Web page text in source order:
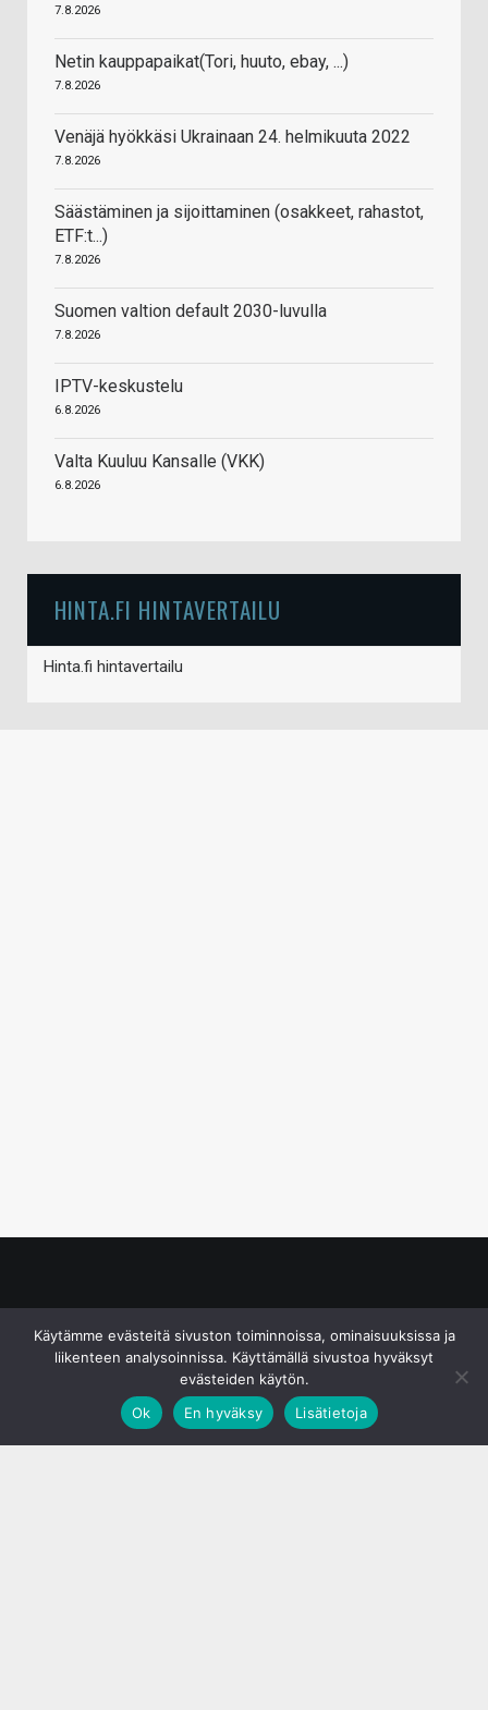
7.8.2026
Netin kauppapaikat(Tori, huuto, ebay, ...)
7.8.2026
Venäjä hyökkäsi Ukrainaan 24. helmikuuta 2022
7.8.2026
Säästäminen ja sijoittaminen (osakkeet, rahastot,
ETF:t...)
7.8.2026
Suomen valtion default 2030-luvulla
7.8.2026
IPTV-keskustelu
6.8.2026
Valta Kuuluu Kansalle (VKK)
6.8.2026
HINTA.FI HINTAVERTAILU
Hinta.fi hintavertailu
Käytämme evästeitä sivuston toiminnoissa, ominaisuuksissa ja
liikenteen analysoinnissa. Käyttämällä sivustoa hyväksyt
evästeiden käytön.
Ok
En hyväksy Lisätietoja